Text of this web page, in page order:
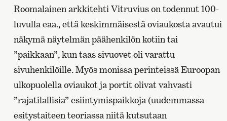
Roomalainen arkkitehti Vitruvius on todennut 100-
luvulla eaa., että keskimmäisestä oviaukosta avautui
näkymä näytelmän päähenkilön kotiin tai
”paikkaan”, kun taas sivuovet oli varattu
sivuhenkilöille. Myös monissa perinteissä Euroopan
ulkopuolella oviaukot ja portit olivat vahvasti
”rajatilallisia” esiintymispaikkoja (uudemmassa
esitystaiteen teoriassa niitä kutsutaan